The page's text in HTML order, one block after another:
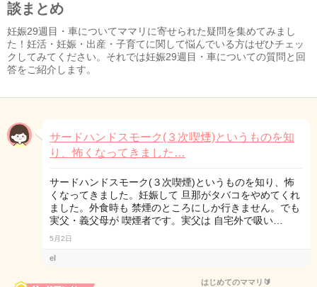
談まとめ
妊娠29週目・車についてママリに寄せられた疑問を集めてみまし
た！妊活・妊娠・出産・子育てに関して悩んでいる方はぜひチェッ
クしてみてください。それでは妊娠29週目・車についての質問と回
答をご紹介します。
サードハンドスモーク(３次喫煙)というものを知
り、怖くなってきました…
サードハンドスモーク(３次喫煙)というものを知り、怖
くなってきました。妊娠して 旦那がタバコをやめてくれ
ました。外食時も 禁煙のところにしか行きません。でも
実父・義父母が 喫煙者です。実父は 自宅外で吸い…
5月2日
el
はじめてのママリ🔰